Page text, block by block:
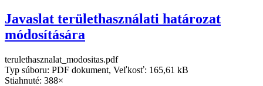
Javaslat területhasználati határozat
módosítására
terulethasznalat_modositas.pdf
Typ súboru: PDF dokument, Veľkosť: 165,61 kB
Stiahnuté: 388×